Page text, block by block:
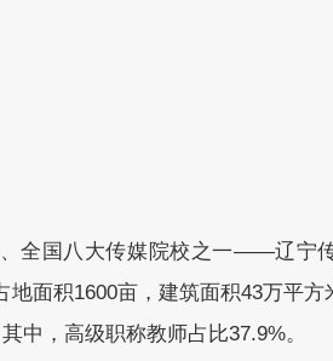
全国八大传媒院校之一——辽宁
面积1600亩，建筑面积43万平方
中，高级职称教师占比37.9%。